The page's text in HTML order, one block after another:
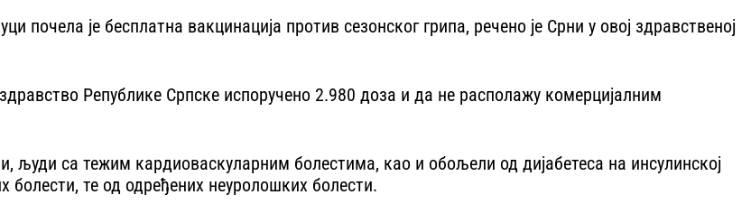
је бесплатна вакцинација против сезонског грипа, речено је Срни у овој здравственој
Републике Српске испоручено 2.980 доза и да не располажу комерцијалним
људи са тежим кардиоваскуларним болестима, као и обољели од дијабетеса на инсулинској
болести, те од одређених неуролошких болести.